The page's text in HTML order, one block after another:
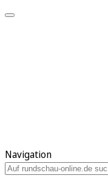
Navigation